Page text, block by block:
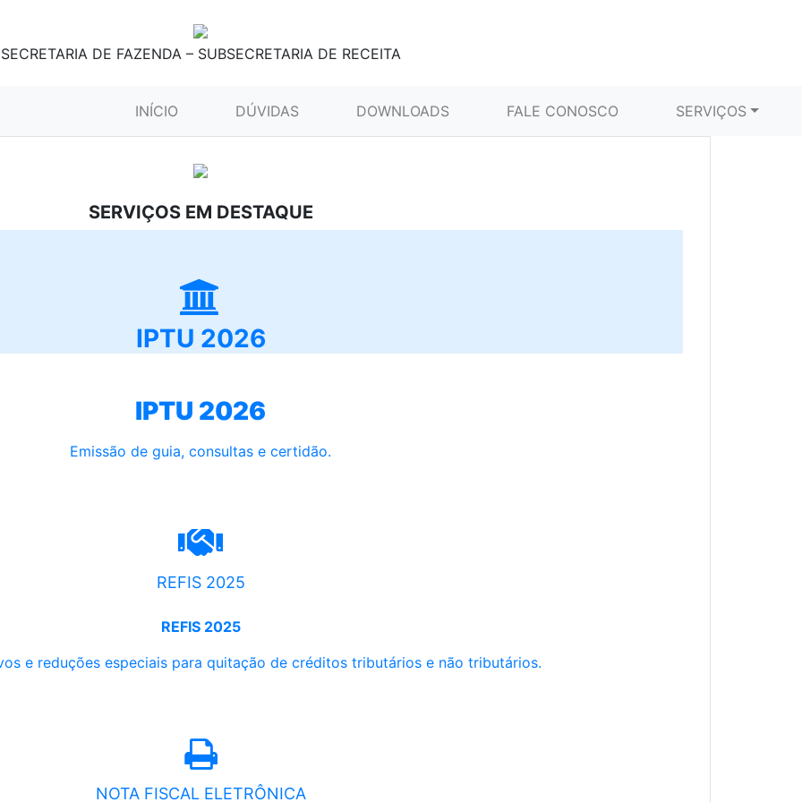
SECRETARIA DE FAZENDA – SUBSECRETARIA DE RECEITA
INÍCIO (CURRENT)DÚVIDAS DOWNLOADS FALE CONOSCO SERVIÇOS
SERVIÇOS EM DESTAQUE
IPTU 2026
IPTU 2026
Emissão de guia, consultas e certidão.
REFIS 2025
REFIS 2025
e reduções especiais para quitação de créditos tributários e não tributários.
NOTA FISCAL ELETRÔNICA